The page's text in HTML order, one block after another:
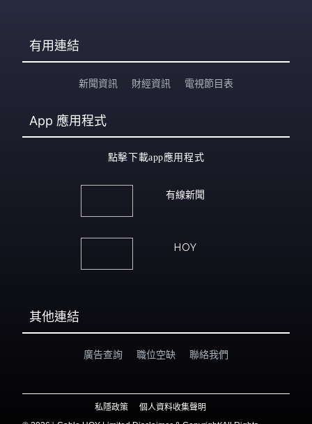
有用連結
新聞資訊 財經資訊 電視節目表
App 應用程式
點擊下載app應用程式
有線新聞
HOY
其他連結
廣告查詢 職位空缺 聯絡我們
私隱政策
個人資料收集聲明